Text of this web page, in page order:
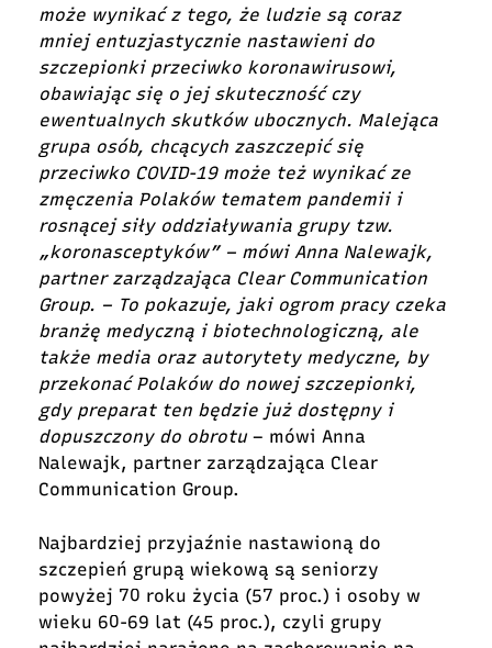
może wynikać z tego, że ludzie są coraz
mniej entuzjastycznie nastawieni do
szczepionki przeciwko koronawirusowi,
obawiając się o jej skuteczność czy
ewentualnych skutków ubocznych. Malejąca
grupa osób, chcących zaszczepić się
przeciwko COVID-19 może też wynikać ze
zmęczenia Polaków tematem pandemii i
rosnącej siły oddziaływania grupy tzw.
„koronasceptyków” – mówi Anna Nalewajk,
partner zarządzająca Clear Communication
Group. – To pokazuje, jaki ogrom pracy czeka
branżę medyczną i biotechnologiczną, ale
także media oraz autorytety medyczne, by
przekonać Polaków do nowej szczepionki,
gdy preparat ten będzie już dostępny i
dopuszczony do obrotu – mówi Anna
Nalewajk, partner zarządzająca Clear
Communication Group.
Najbardziej przyjaźnie nastawioną do
szczepień grupą wiekową są seniorzy
powyżej 70 roku życia (57 proc.) i osoby w
wieku 60-69 lat (45 proc.), czyli grupy